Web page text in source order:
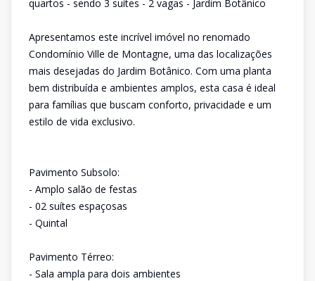
quartos - sendo 3 suítes - 2 vagas - Jardim Botânico
Apresentamos este incrível imóvel no renomado
Condomínio Ville de Montagne, uma das localizações
mais desejadas do Jardim Botânico. Com uma planta
bem distribuída e ambientes amplos, esta casa é ideal
para famílias que buscam conforto, privacidade e um
estilo de vida exclusivo.
Pavimento Subsolo:
- Amplo salão de festas
- 02 suítes espaçosas
- Quintal
Pavimento Térreo:
- Sala ampla para dois ambientes